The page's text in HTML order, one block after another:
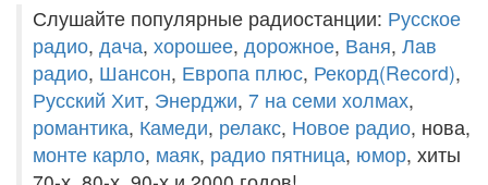
Слушайте популярные радиостанции: Русское
радио, дача, хорошее, дорожное, Ваня, Лав
радио, Шансон, Европа плюс, Рекорд(Record),
Русский Хит, Энерджи, 7 на семи холмах,
романтика, Камеди, релакс, Новое радио, нова,
монте карло, маяк, радио пятница, юмор, хиты